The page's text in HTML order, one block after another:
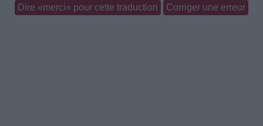
Dire «merci» pour cette traduction Corriger une erreur